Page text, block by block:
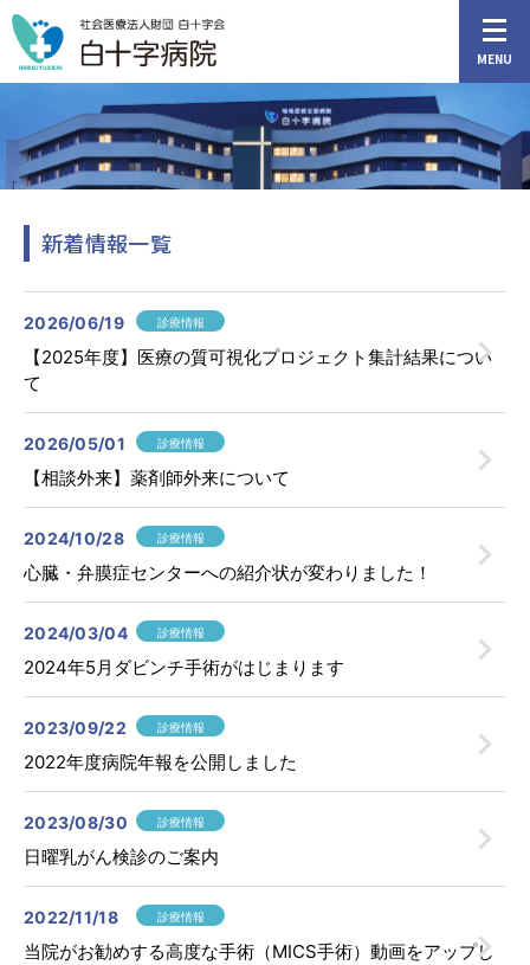
MENU
HOME
診療科・部門
病院案内
医療関係者の方へ
新着情報一覧
2026/06/19 診療情報
【2025年度】医療の質可視化プロジェクト集計結果につい
て
2026/05/01 診療情報
【相談外来】薬剤師外来について
2024/10/28 診療情報
心臓・弁膜症センターへの紹介状が変わりました！
2024/03/04 診療情報
2024年5月ダビンチ手術がはじまります
2023/09/22 診療情報
2022年度病院年報を公開しました
2023/08/30 診療情報
日曜乳がん検診のご案内
2022/11/18 診療情報
当院がお勧めする高度な手術（MICS手術）動画をアップし